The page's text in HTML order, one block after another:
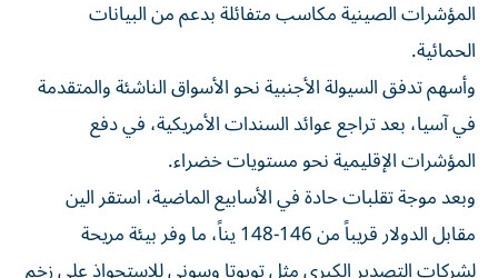
المؤشرات الصينية مكاسب متفائلة بدعم من البيانات
الحمائية.
وأسهم تدفق السيولة الأجنبية نحو الأسواق الناشئة والمتقدمة
في آسيا، بعد تراجع عوائد السندات الأمريكية، في دفع
المؤشرات الإقليمية نحو مستويات خضراء.
وبعد موجة تقلبات حادة في الأسابيع الماضية، استقر الين
مقابل الدولار قريباً من 146-148 يناً، ما وفر بيئة مريحة